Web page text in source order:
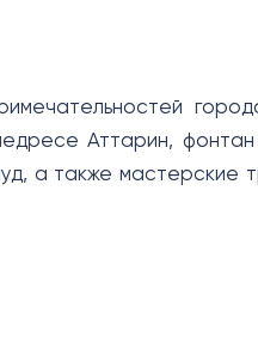
Аттарин,
а также мастерские